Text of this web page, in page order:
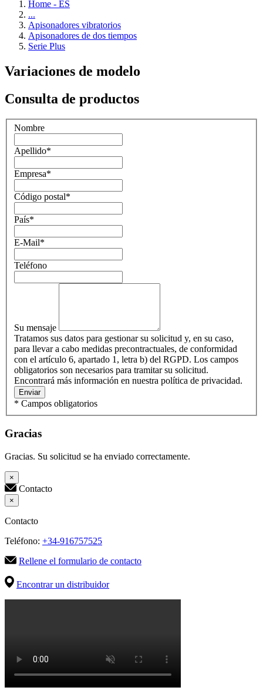
Home - ES
...
Apisonadores vibratorios
Apisonadores de dos tiempos
Serie Plus
Variaciones de modelo
Consulta de productos
Nombre
Apellido*
Empresa*
Código postal*
País*
E-Mail*
Teléfono
Su mensaje
Tratamos sus datos para gestionar su solicitud y, en su caso,
para llevar a cabo medidas precontractuales, de conformidad
con el artículo 6, apartado 1, letra b) del RGPD. Los campos
obligatorios son necesarios para tramitar su solicitud.
Encontrará más información en nuestra política de privacidad.
Enviar
* Campos obligatorios
Gracias
Gracias. Su solicitud se ha enviado correctamente.
×
Contacto
×
Contacto
Teléfono: +34-916757525
Rellene el formulario de contacto
Encontrar un distribuidor